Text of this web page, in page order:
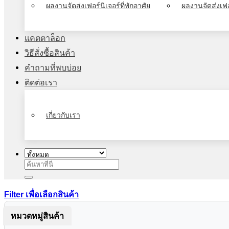
ผลงานจัดส่งเฟอร์นิเจอร์ที่พักอาศัย ผลงานจัดส่งเ
แคตตาล็อก
วิธีสั่งซื้อสินค้า
คำถามที่พบบ่อย
ติดต่อเรา
เกี่ยวกับเรา
ค้นหา:
Filter เพื่อเลือกสินค้า
หมวดหมู่สินค้า